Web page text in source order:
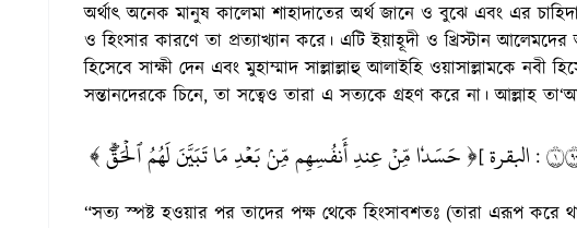
অর্থাৎ অনেক মানুষ কালেমা শাহাদাতের অর্থ জানে ও বুঝে এবং এর
ও হিংসার কারণে তা প্রত্যাখ্যান করে। এটি ইয়াহূদী ও খ্রিস্টান
হিসেবে সাক্ষী দেন এবং মুহাম্মাদ সাল্লাল্লাহু আলাইহি ওয়াসাল্লামকে নবী
সন্তানদেরকে চিনে, তা সত্বেও তারা এ সত্যকে গ্রহণ করে না। আল্লাহ
﴿ حَسَدٗا مِّنۡ عِندِ أَنفُسِهِم مِّنۢ بَعۡدِ مَا تَبَيَّنَ لَهُمُ ٱلۡحَقُّۖ ﴾[ البقرة :
“সত্য স্পষ্ট হওয়ার পর তাদের পক্ষ থেকে হিংসাবশতঃ (তারা এরূপ